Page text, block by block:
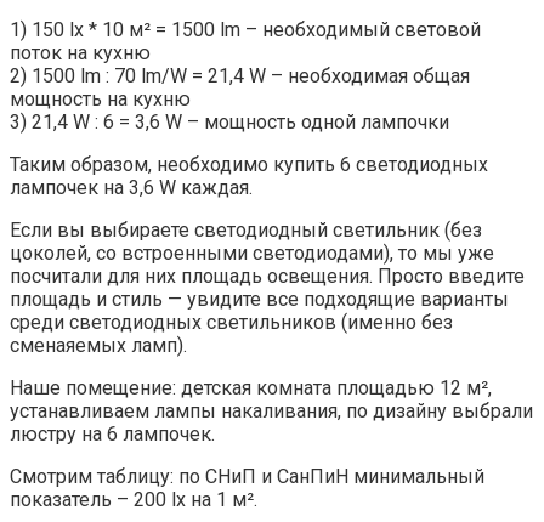
1) 150 lx * 10 м² = 1500 lm – необходимый световой
поток на кухню
2) 1500 lm : 70 lm/W = 21,4 W – необходимая общая
мощность на кухню
3) 21,4 W : 6 = 3,6 W – мощность одной лампочки
Таким образом, необходимо купить 6 светодиодных
лампочек на 3,6 W каждая.
Если вы выбираете светодиодный светильник (без
цоколей, со встроенными светодиодами), то мы уже
посчитали для них площадь освещения. Просто введите
площадь и стиль — увидите все подходящие варианты
среди светодиодных светильников (именно без
сменаяемых ламп).
Наше помещение: детская комната площадью 12 м²,
устанавливаем лампы накаливания, по дизайну выбрали
люстру на 6 лампочек.
Смотрим таблицу: по СНиП и СанПиН минимальный
показатель – 200 lx на 1 м².